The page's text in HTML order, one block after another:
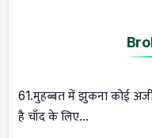
61.मुहब्बत में झुकना कोई
है चाँद के लिए…